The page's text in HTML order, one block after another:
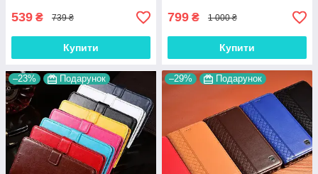
539 ₴ 739 ₴
Купити
799 ₴ 1 000 ₴
Купити
–23% Подарунок –29% Подарунок